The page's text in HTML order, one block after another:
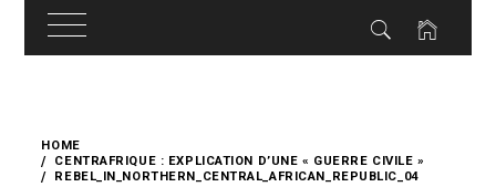
content
HOME
CENTRAFRIQUE : EXPLICATION D’UNE « GUERRE CIVILE »
REBEL_IN_NORTHERN_CENTRAL_AFRICAN_REPUBLIC_04